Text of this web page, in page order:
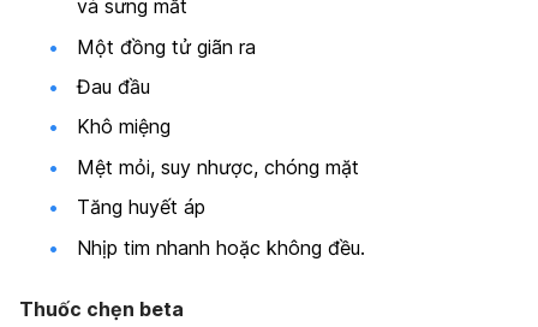
và sưng mắt
Một đồng tử giãn ra
Đau đầu
Khô miệng
Mệt mỏi, suy nhược, chóng mặt
Tăng huyết áp
Nhịp tim nhanh hoặc không đều.
Thuốc chẹn beta